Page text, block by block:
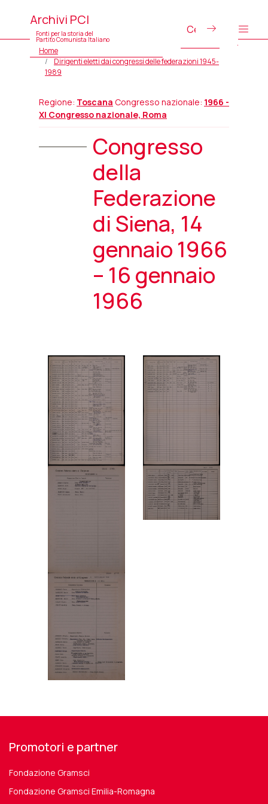
Archivi PCI
Fonti per la storia del
Partito Comunista Italiano
Home
Dirigenti eletti dai congressi delle federazioni 1945-
1989
Regione: Toscana Congresso nazionale: 1966 -
XI Congresso nazionale, Roma
Congresso
della
Federazione
di Siena, 14
gennaio 1966
– 16 gennaio
1966
Promotori e partner
Fondazione Gramsci
Fondazione Gramsci Emilia-Romagna